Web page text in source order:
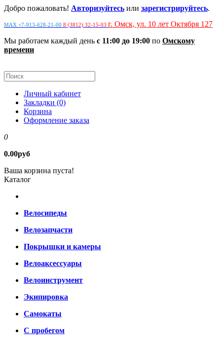
Добро пожаловать! Авторизуйтесь или зарегистрируйтесь.
MAX +7-913-628-21-00 8 (3812) 32-15-03 г. Омск, ул. 10 лет Октября 127
Мы работаем каждый день с 11:00 до 19:00 по Омскому
времени
Личный кабинет
Закладки (0)
Корзина
Оформление заказа
0
0.00руб
Ваша корзина пуста!
Каталог
Велосипеды
Велозапчасти
Покрышки и камеры
Велоаксессуары
Велоинструмент
Экипировка
Самокаты
С пробегом